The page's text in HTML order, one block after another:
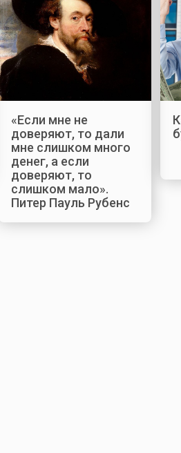
«Если мне не
доверяют, то дали
мне слишком много
денег, а если
доверяют, то
слишком мало».
Питер Пауль Рубенс